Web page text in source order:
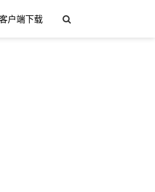
户端下载